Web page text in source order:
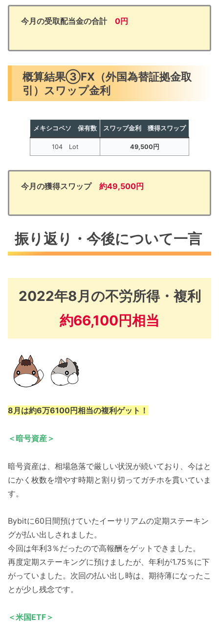
今月の受取配当金の合計 0円
概算結果③FX（外国為替証拠金取
引）スワップ金利
メキシコペソ 保有数 スワップ金利 獲得スワップ
104 Lot 49,500円
今月の獲得スワップ 約49,500円
振り返り・今後について一言
2022年8月の不労所得・複利
約66,100円相当
8月は約6万6100円相当の複利ゲット！
＜暗号資産＞
暗号資産は、相場急落で厳しい状況が続いており、今はと
にかく枚数を増やす時期と割り切ってガチホを貫いていま
す。
Bybitに60日間預けていたイーサリアムの定期ステーキン
グが払い出しされました。
今回は年利3％だったので高報酬をゲットできました。
再度定期ステーキングに預けましたが、年利が1.75％に下
がっていました。次回の払い出し時は、期待薄になったこ
とが少し残念です。
＜米国ETF＞